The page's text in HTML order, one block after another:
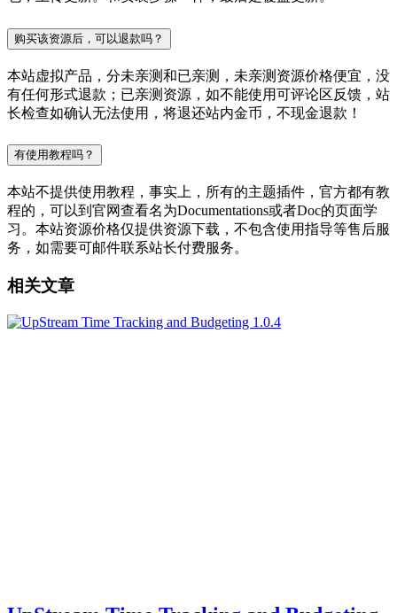
购买该资源后，可以退款吗？
本站虚拟产品，分未亲测和已亲测，未亲测资源价格便宜，没
有任何形式退款；已亲测资源，如不能使用可评论区反馈，站
长检查如确认无法使用，将退还站内金币，不现金退款！
有使用教程吗？
本站不提供使用教程，事实上，所有的主题插件，官方都有教
程的，可以到官网查看名为Documentations或者Doc的页面学
习。本站资源价格仅提供资源下载，不包含使用指导等售后服
务，如需要可邮件联系站长付费服务。
相关文章